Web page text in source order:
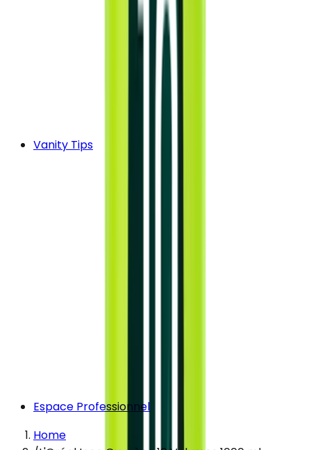
Vanity Tips
Espace Professionnel
Home